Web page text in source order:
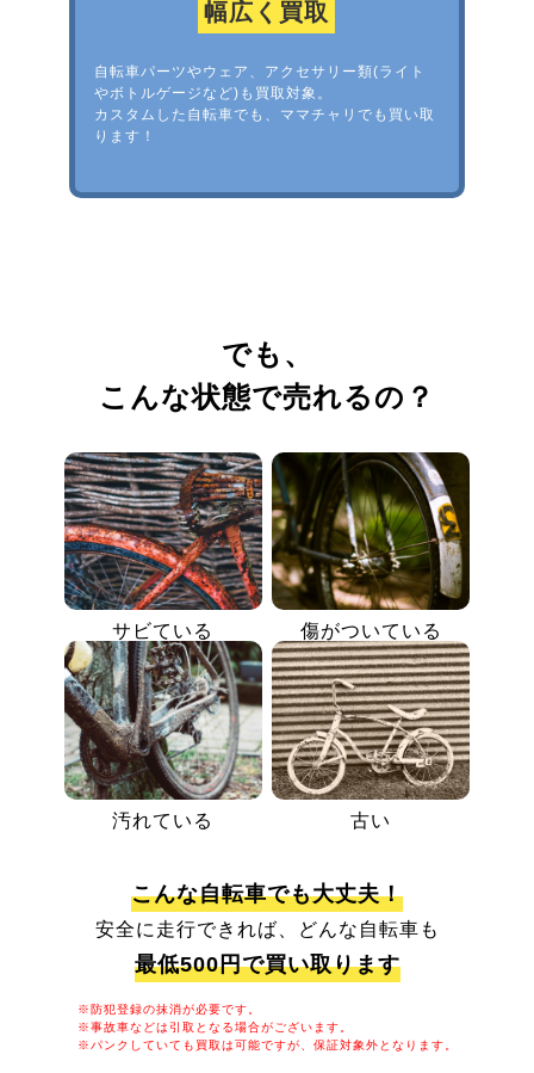
幅広く買取
自転車パーツやウェア、アクセサリー類(ライト
やボトルゲージなど)も買取対象。
カスタムした自転車でも、ママチャリでも買い取
ります！
でも、
こんな状態で売れるの？
サビている 傷がついている
汚れている 古い
こんな自転車でも大丈夫！
安全に走行できれば、どんな自転車も
最低500円で買い取ります
※防犯登録の抹消が必要です。
※事故車などは引取となる場合がございます。
※パンクしていても買取は可能ですが、保証対象外となります。